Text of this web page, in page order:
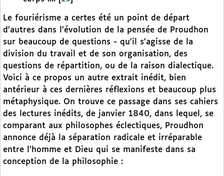
Le fouriérisme a certes été un point de départ
d’autres dans l’évolution de la pensée de Proudhon
sur beaucoup de questions - qu’il s’agisse de la
division du travail et de son organisation, des
questions de répartition, ou de la raison dialectique.
Voici à ce propos un autre extrait inédit, bien
antérieur à ces dernières réflexions et beaucoup plus
métaphysique. On trouve ce passage dans ses cahiers
des lectures inédits, de janvier 1840, dans lequel, se
comparant aux philosophes éclectiques, Proudhon
annonce déjà la séparation radicale et irréparable
entre l’homme et Dieu qui se manifeste dans sa
conception de la philosophie :